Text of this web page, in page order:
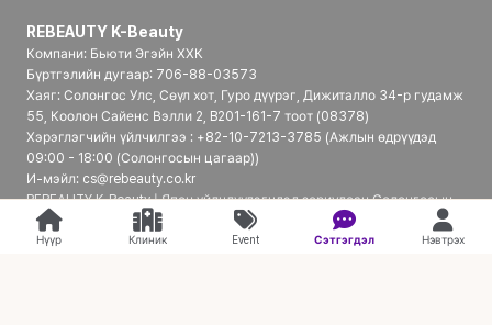
REBEAUTY K-Beauty
Компани: Бьюти Эгэйн ХХК
Бүртгэлийн дугаар: 706-88-03573
Хаяг: Солонгос Улс, Сөүл хот, Гуро дүүрэг, Дижиталло 34-р гудамж
55, Коолон Сайенс Вэлли 2, B201-161-7 тоот (08378)
Хэрэглэгчийн үйлчилгээ : +82-10-7213-3785 (Ажлын өдрүүдэд
09:00 - 18:00 (Солонгосын цагаар))
И-мэйл: cs@rebeauty.co.kr
REBEAUTY K-Beauty | Япон үйлчлүүлэгчдэд зориулсан Солонгосын
гоо сайхны эмнэлгийн платформ
Нүүр Клиник Event Сэтгэгдэл Нэвтрэх